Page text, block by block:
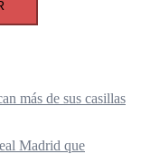
más de sus casillas
Madrid que